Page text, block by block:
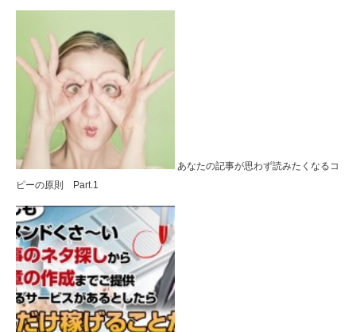
あなたの記事が思わず読みたくなるコ
ピーの原則 Part.1